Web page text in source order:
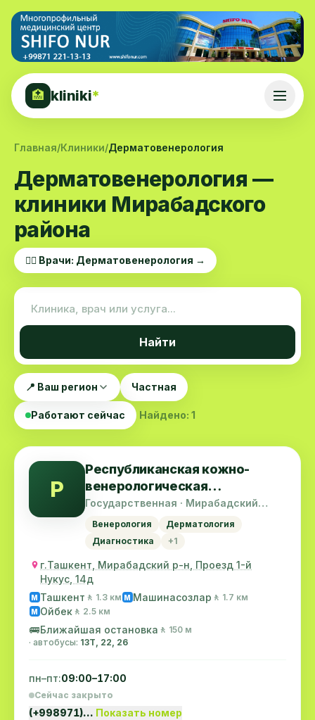
🏥 kliniki*
Главная/Клиники/Дерматовенерология
Дерматовенерология —
клиники Мирабадского
района
👨‍⚕️ Врачи: Дерматовенерология →
Найти
📍 Ваш регион Частная
Работают сейчас Найдено: 1
Р
Республиканская кожно-
венерологическая
клиническая больница
министерства
здравоохранения республики
Государственная · Мирабадский
Венерология
Дерматология
Диагностика
+1
г.Ташкент, Мирабадский р-н, Проезд 1-й
Нукус, 14д
M Ташкент 🚶 1.3 км M Машинасозлар 🚶 1.7 км
M Ойбек 🚶 2.5 км
🚌Ближайшая остановка 🚶 150 м
· автобусы: 13Т, 22, 26
пн–пт:09:00–17:00
Сейчас закрыто
(+998971)… Показать номер